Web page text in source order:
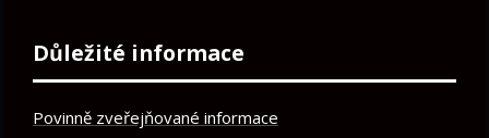
Důležité informace
Povinně zveřejňované informace